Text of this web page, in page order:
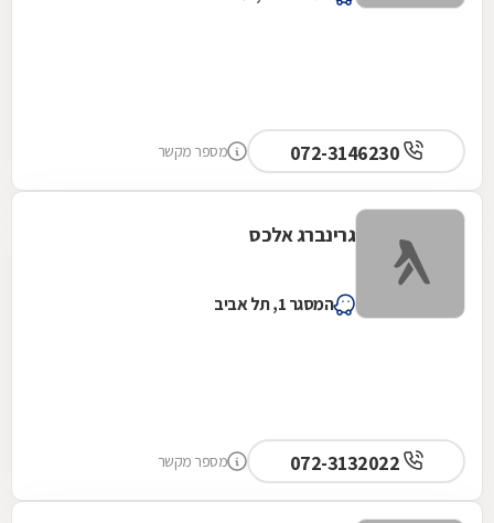
מספר מקשר
גרינברג אלכס
המסגר 1, תל אביב
מספר מקשר